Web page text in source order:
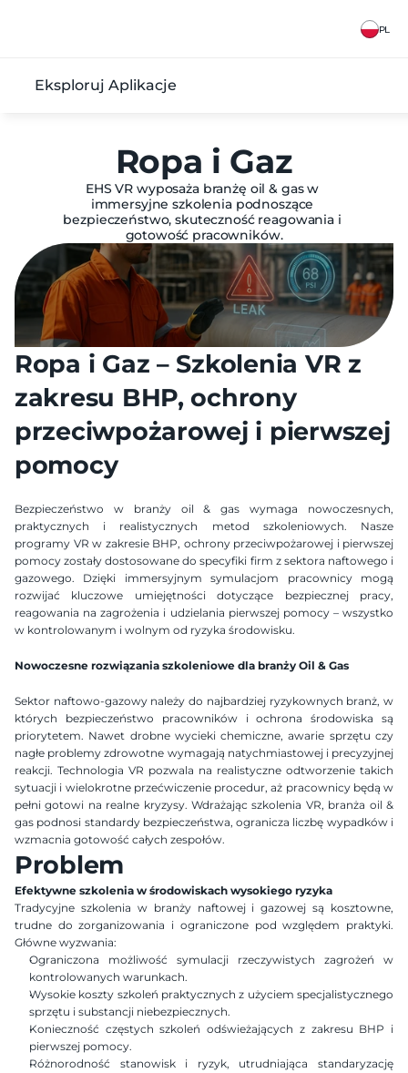
PL
Eksploruj Aplikacje
Ropa i Gaz
EHS VR wyposaża branżę oil & gas w
immersyjne szkolenia podnoszące
bezpieczeństwo, skuteczność reagowania i
gotowość pracowników.
Ropa i Gaz – Szkolenia VR z
zakresu BHP, ochrony
przeciwpożarowej i pierwszej
pomocy
Bezpieczeństwo w branży oil & gas wymaga nowoczesnych,
praktycznych i realistycznych metod szkoleniowych. Nasze
programy VR w zakresie BHP, ochrony przeciwpożarowej i pierwszej
pomocy zostały dostosowane do specyfiki firm z sektora naftowego i
gazowego. Dzięki immersyjnym symulacjom pracownicy mogą
rozwijać kluczowe umiejętności dotyczące bezpiecznej pracy,
reagowania na zagrożenia i udzielania pierwszej pomocy – wszystko
w kontrolowanym i wolnym od ryzyka środowisku.
Nowoczesne rozwiązania szkoleniowe dla branży Oil & Gas
Sektor naftowo-gazowy należy do najbardziej ryzykownych branż, w
których bezpieczeństwo pracowników i ochrona środowiska są
priorytetem. Nawet drobne wycieki chemiczne, awarie sprzętu czy
nagłe problemy zdrowotne wymagają natychmiastowej i precyzyjnej
reakcji. Technologia VR pozwala na realistyczne odtworzenie takich
sytuacji i wielokrotne przećwiczenie procedur, aż pracownicy będą w
pełni gotowi na realne kryzysy. Wdrażając szkolenia VR, branża oil &
gas podnosi standardy bezpieczeństwa, ogranicza liczbę wypadków i
wzmacnia gotowość całych zespołów.
Problem
Efektywne szkolenia w środowiskach wysokiego ryzyka
Tradycyjne szkolenia w branży naftowej i gazowej są kosztowne,
trudne do zorganizowania i ograniczone pod względem praktyki.
Główne wyzwania:
Ograniczona możliwość symulacji rzeczywistych zagrożeń w
kontrolowanych warunkach.
Wysokie koszty szkoleń praktycznych z użyciem specjalistycznego
sprzętu i substancji niebezpiecznych.
Konieczność częstych szkoleń odświeżających z zakresu BHP i
pierwszej pomocy.
Różnorodność stanowisk i ryzyk, utrudniająca standaryzację